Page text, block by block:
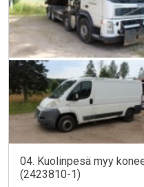
04. Kuolinpesä myy
(2423810-1)